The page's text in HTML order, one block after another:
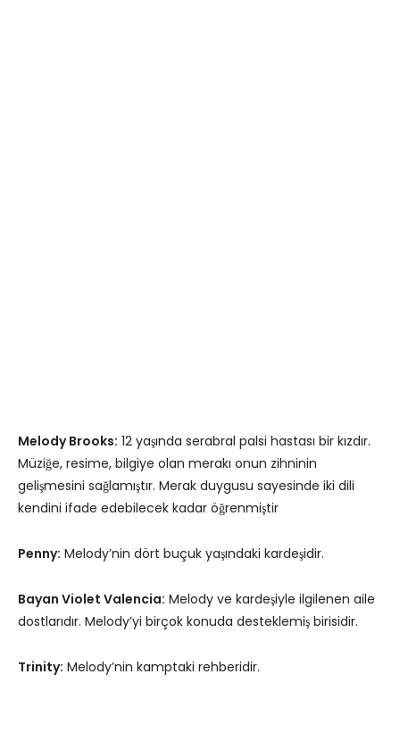
Melody Brooks: 12 yaşında serabral palsi hastası bir kızdır.
Müziğe, resime, bilgiye olan merakı onun zihninin
gelişmesini sağlamıştır. Merak duygusu sayesinde iki dili
kendini ifade edebilecek kadar öğrenmiştir
Penny: Melody’nin dört buçuk yaşındaki kardeşidir.
Bayan Violet Valencia: Melody ve kardeşiyle ilgilenen aile
dostlarıdır. Melody’yi birçok konuda desteklemiş birisidir.
Trinity: Melody’nin kamptaki rehberidir.